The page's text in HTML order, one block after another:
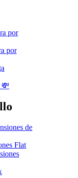
por
por
💸
de
Flat